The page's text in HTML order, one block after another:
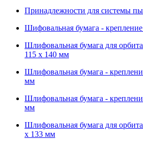
Принадлежности для системы
Шифовальная бумага -
Шлифовальная бумага для
115 х 140 мм
Шлифовальная бумага -
мм
Шлифовальная бумага -
мм
Шлифовальная бумага для
х 133 мм